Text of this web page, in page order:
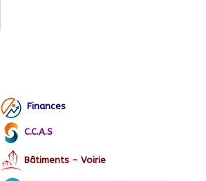
Finances
C.C.A.S
Bâtiments - Voirie